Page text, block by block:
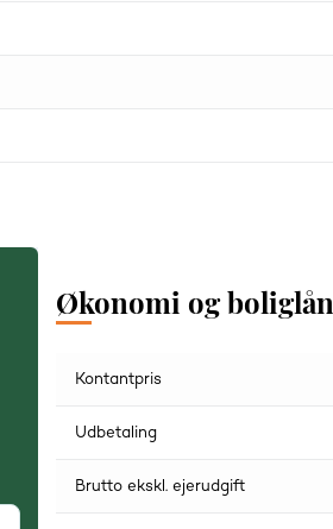
Økonomi og boliglån
Kontantpris
Udbetaling
Brutto ekskl. ejerudgift